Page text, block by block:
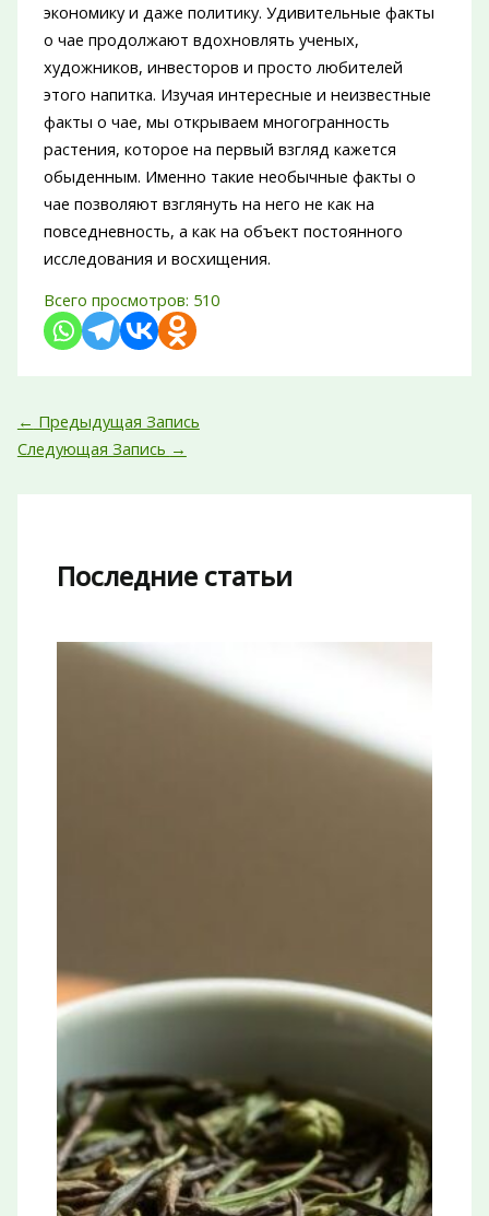
экономику и даже политику. Удивительные факты
о чае продолжают вдохновлять ученых,
художников, инвесторов и просто любителей
этого напитка. Изучая интересные и неизвестные
факты о чае, мы открываем многогранность
растения, которое на первый взгляд кажется
обыденным. Именно такие необычные факты о
чае позволяют взглянуть на него не как на
повседневность, а как на объект постоянного
исследования и восхищения.
Всего просмотров: 510
← Предыдущая Запись
Следующая Запись →
Последние статьи